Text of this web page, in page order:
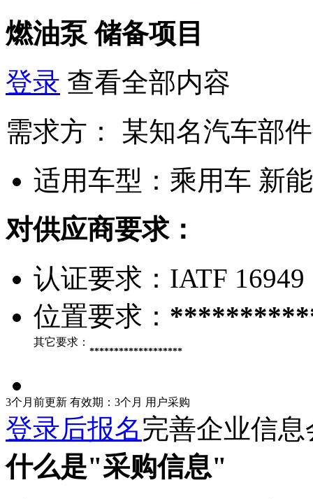
燃油泵 储备项目
登录 查看全部内容
需求方：
某知名汽车部
适用车型： 乘用车 新
对供应商要求：
认证要求： IATF 16949
位置要求：
其它要求：
*******************
3个月前更新 有效期：3个月 用户采购
登录后报名完善企业信
什么是"采购信息"